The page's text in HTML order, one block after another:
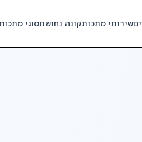
שירותי מתכותקונה נחושתסוגי